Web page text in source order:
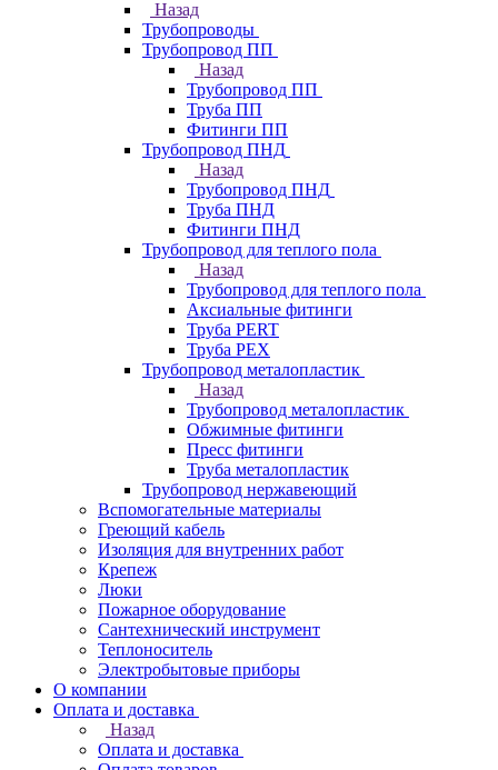
Назад
Трубопроводы
Трубопровод ПП
Назад
Трубопровод ПП
Труба ПП
Фитинги ПП
Трубопровод ПНД
Назад
Трубопровод ПНД
Труба ПНД
Фитинги ПНД
Трубопровод для теплого пола
Назад
Трубопровод для теплого пола
Аксиальные фитинги
Труба PERT
Труба PEX
Трубопровод металопластик
Назад
Трубопровод металопластик
Обжимные фитинги
Пресс фитинги
Труба металопластик
Трубопровод нержавеющий
Вспомогательные материалы
Греющий кабель
Изоляция для внутренних работ
Крепеж
Люки
Пожарное оборудование
Сантехнический инструмент
Теплоноситель
Электробытовые приборы
О компании
Оплата и доставка
Назад
Оплата и доставка